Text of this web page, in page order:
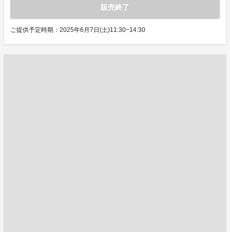
販売終了
ご提供予定時期：2025年6月7日(土)11:30~14:30